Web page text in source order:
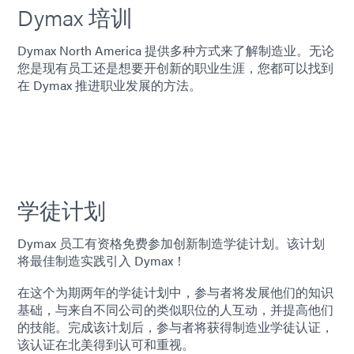
Dymax 培训
Dymax North America 提供多种方式来了解制造业。无论
您是现有员工还是想要开创新的职业生涯，您都可以找到
在 Dymax 推进职业发展的方法。
学徒计划
Dymax 员工有资格免费参加创新制造学徒计划。该计划
将最佳制造实践引入 Dymax！
在这个为期两年的学徒计划中，参与者将发展他们的知识
基础，与来自不同公司的类似职位的人互动，并提高他们
的技能。完成该计划后，参与者将获得制造业学徒认证，
该认证在北美得到认可和重视。